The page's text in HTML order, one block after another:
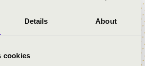
Details About
cookies